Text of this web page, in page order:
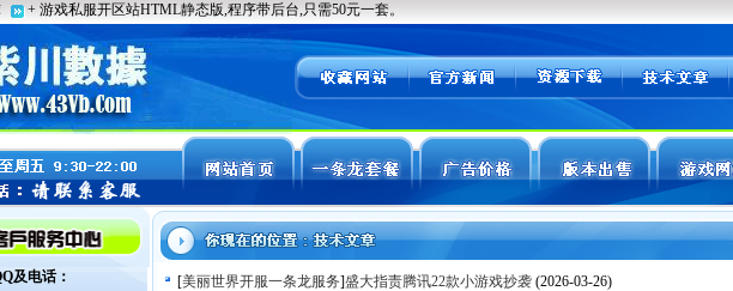
[美丽世界开服一条龙服务]盛大指责腾讯22款小游戏抄袭 (2026-03-26)